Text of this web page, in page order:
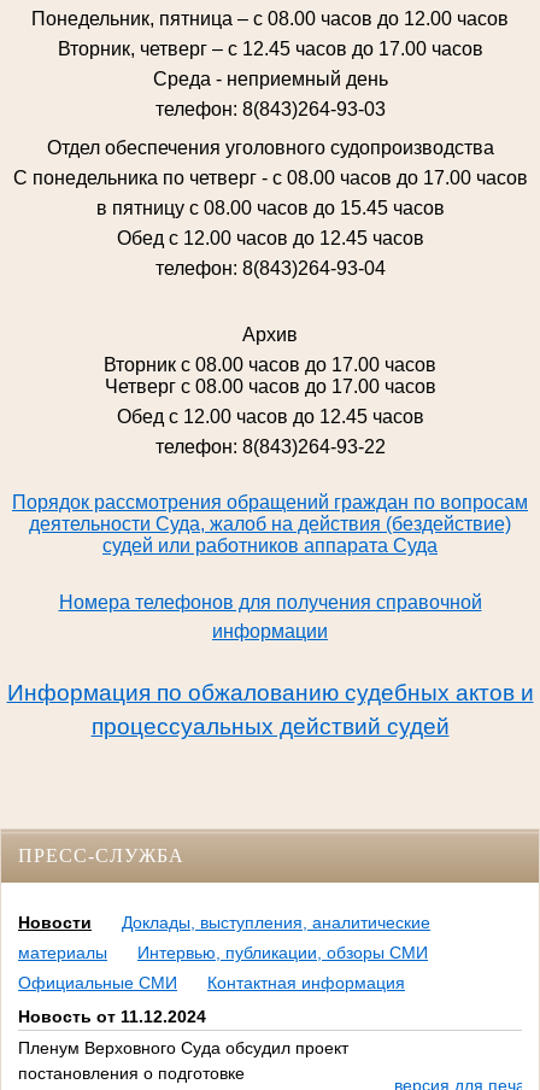
Понедельник, пятница – с 08.00 часов до 12.00 часов
Вторник, четверг – с 12.45 часов до 17.00 часов
Среда - неприемный день
телефон: 8(843)264-93-03
Отдел обеспечения уголовного судопроизводства
С понедельника по четверг - с 08.00 часов до 17.00 часов
в пятницу с 08.00 часов до 15.45 часов
Обед с 12.00 часов до 12.45 часов
телефон: 8(843)264-93-04
Архив
Вторник с 08.00 часов до 17.00 часов
Четверг с 08.00 часов до 17.00 часов
Обед с 12.00 часов до 12.45 часов
телефон: 8(843)264-93-22
Порядок рассмотрения обращений граждан по вопросам
деятельности Суда, жалоб на действия (бездействие)
судей или работников аппарата Суда
Номера телефонов для получения справочной
информации
Информация по обжалованию судебных актов и
процессуальных действий судей
ПРЕСС-СЛУЖБА
Новости
Доклады, выступления, аналитические
материалы
Интервью, публикации, обзоры СМИ
Официальные СМИ
Контактная информация
Новость от 11.12.2024
Пленум Верховного Суда обсудил проект
постановления о подготовке
версия для